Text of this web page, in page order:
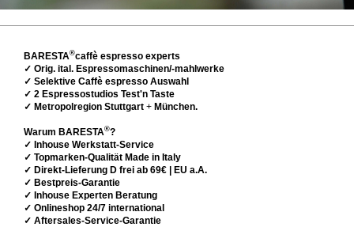
BARESTA®caffè espresso experts
✓ Orig. ital. Espressomaschinen/-mahlwerke
✓ Selektive Caffè espresso Auswahl
✓ 2 Espressostudios Test'n Taste
✓ Metropolregion Stuttgart + München.
Warum BARESTA®?
✓ Inhouse Werkstatt-Service
✓ Topmarken-Qualität Made in Italy
✓ Direkt-Lieferung D frei ab 69€ | EU a.A.
✓ Bestpreis-Garantie
✓ Inhouse Experten Beratung
✓ Onlineshop 24/7 international
✓ Aftersales-Service-Garantie